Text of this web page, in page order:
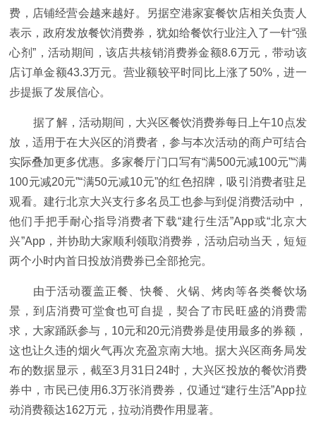
费，店铺经营会越来越好。另据空港家宴餐饮店相关负责人
表示，政府发放餐饮消费券，犹如给餐饮行业注入了一针“强
心剂”，活动期间，该店共核销消费券金额8.6万元，带动该
店订单金额43.3万元。营业额较平时同比上涨了50%，进一
步提振了发展信心。
据了解，活动期间，大兴区餐饮消费券每日上午10点发
放，适用于在大兴区的消费者，参与本次活动的商户可结合
实际叠加更多优惠。多家餐厅门口写有“满500元减100元”“满
100元减20元”“满50元减10元”的红色招牌，吸引消费者驻足
观看。建行北京大兴支行多名员工也参与到促消费活动中，
他们手把手耐心指导消费者下载“建行生活”App或“北京大
兴”App，并协助大家顺利领取消费券，活动启动当天，短短
两个小时内首日投放消费券已全部抢完。
由于活动覆盖正餐、快餐、火锅、烤肉等各类餐饮场
景，到店消费可堂食也可自提，契合了市民旺盛的消费需
求，大家踊跃参与，10元和20元消费券是使用最多的券额，
这也让久违的烟火气再次充盈京南大地。据大兴区商务局发
布的数据显示，截至3月31日24时，大兴区投放的餐饮消费
券中，市民已使用6.3万张消费券，仅通过“建行生活”App拉
动消费额达162万元，拉动消费作用显著。